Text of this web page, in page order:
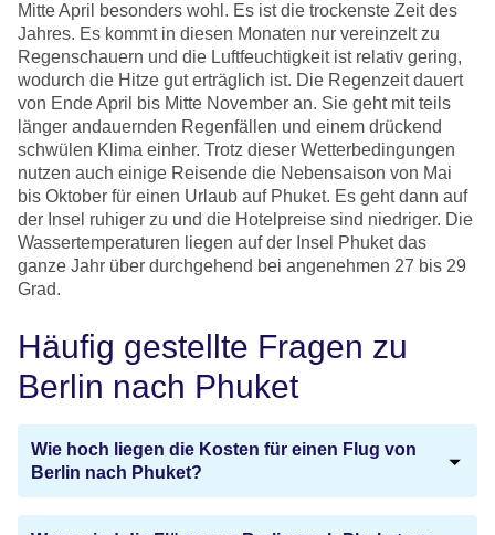
Mitte April besonders wohl. Es ist die trockenste Zeit des
Jahres. Es kommt in diesen Monaten nur vereinzelt zu
Regenschauern und die Luftfeuchtigkeit ist relativ gering,
wodurch die Hitze gut erträglich ist. Die Regenzeit dauert
von Ende April bis Mitte November an. Sie geht mit teils
länger andauernden Regenfällen und einem drückend
schwülen Klima einher. Trotz dieser Wetterbedingungen
nutzen auch einige Reisende die Nebensaison von Mai
bis Oktober für einen Urlaub auf Phuket. Es geht dann auf
der Insel ruhiger zu und die Hotelpreise sind niedriger. Die
Wassertemperaturen liegen auf der Insel Phuket das
ganze Jahr über durchgehend bei angenehmen 27 bis 29
Grad.
Häufig gestellte Fragen zu
Berlin nach Phuket
Wie hoch liegen die Kosten für einen Flug von
Berlin nach Phuket?